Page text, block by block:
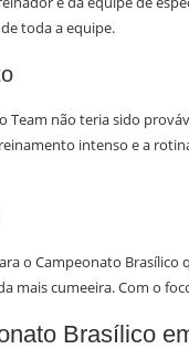
toda a equipe.
Team não teria sido
intenso e a
o Campeonato
mais cumeeira. Com o
Brasílico